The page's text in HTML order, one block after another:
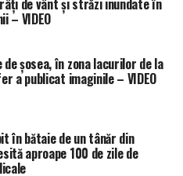
de vânt și străzi inundate în
– VIDEO
de șosea, în zona lacurilor de la
a publicat imaginile – VIDEO
în bătaie de un tânăr din
aproape 100 de zile de